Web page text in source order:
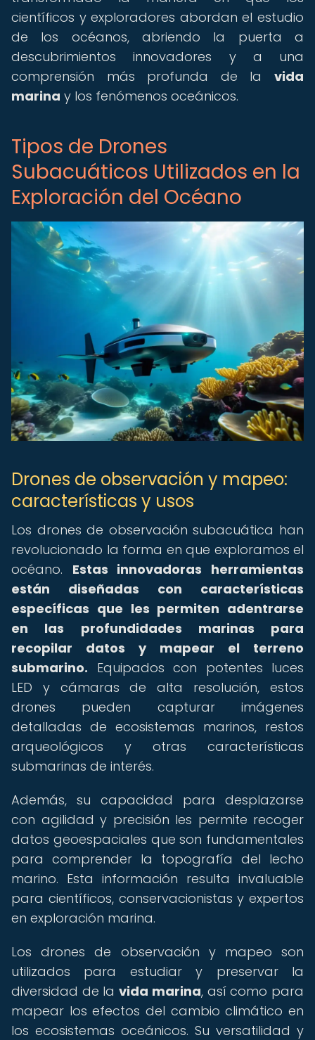
científicos y exploradores abordan el estudio
de los océanos, abriendo la puerta a
descubrimientos innovadores y a una
comprensión más profunda de la vida
marina y los fenómenos oceánicos.
Tipos de Drones
Subacuáticos Utilizados en la
Exploración del Océano
Drones de observación y mapeo:
características y usos
Los drones de observación subacuática han
revolucionado la forma en que exploramos el
océano. Estas innovadoras herramientas
están diseñadas con características
específicas que les permiten adentrarse
en las profundidades marinas para
recopilar datos y mapear el terreno
submarino. Equipados con potentes luces
LED y cámaras de alta resolución, estos
drones pueden capturar imágenes
detalladas de ecosistemas marinos, restos
arqueológicos y otras características
submarinas de interés.
Además, su capacidad para desplazarse
con agilidad y precisión les permite recoger
datos geoespaciales que son fundamentales
para comprender la topografía del lecho
marino. Esta información resulta invaluable
para científicos, conservacionistas y expertos
en exploración marina.
Los drones de observación y mapeo son
utilizados para estudiar y preservar la
diversidad de lavida marina, así como para
mapear los efectos del cambio climático en
los ecosistemas oceánicos. Su versatilidad y